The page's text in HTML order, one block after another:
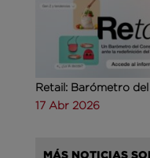
Retail: Barómetro
17 Abr 2026
MÁS NOTICIAS